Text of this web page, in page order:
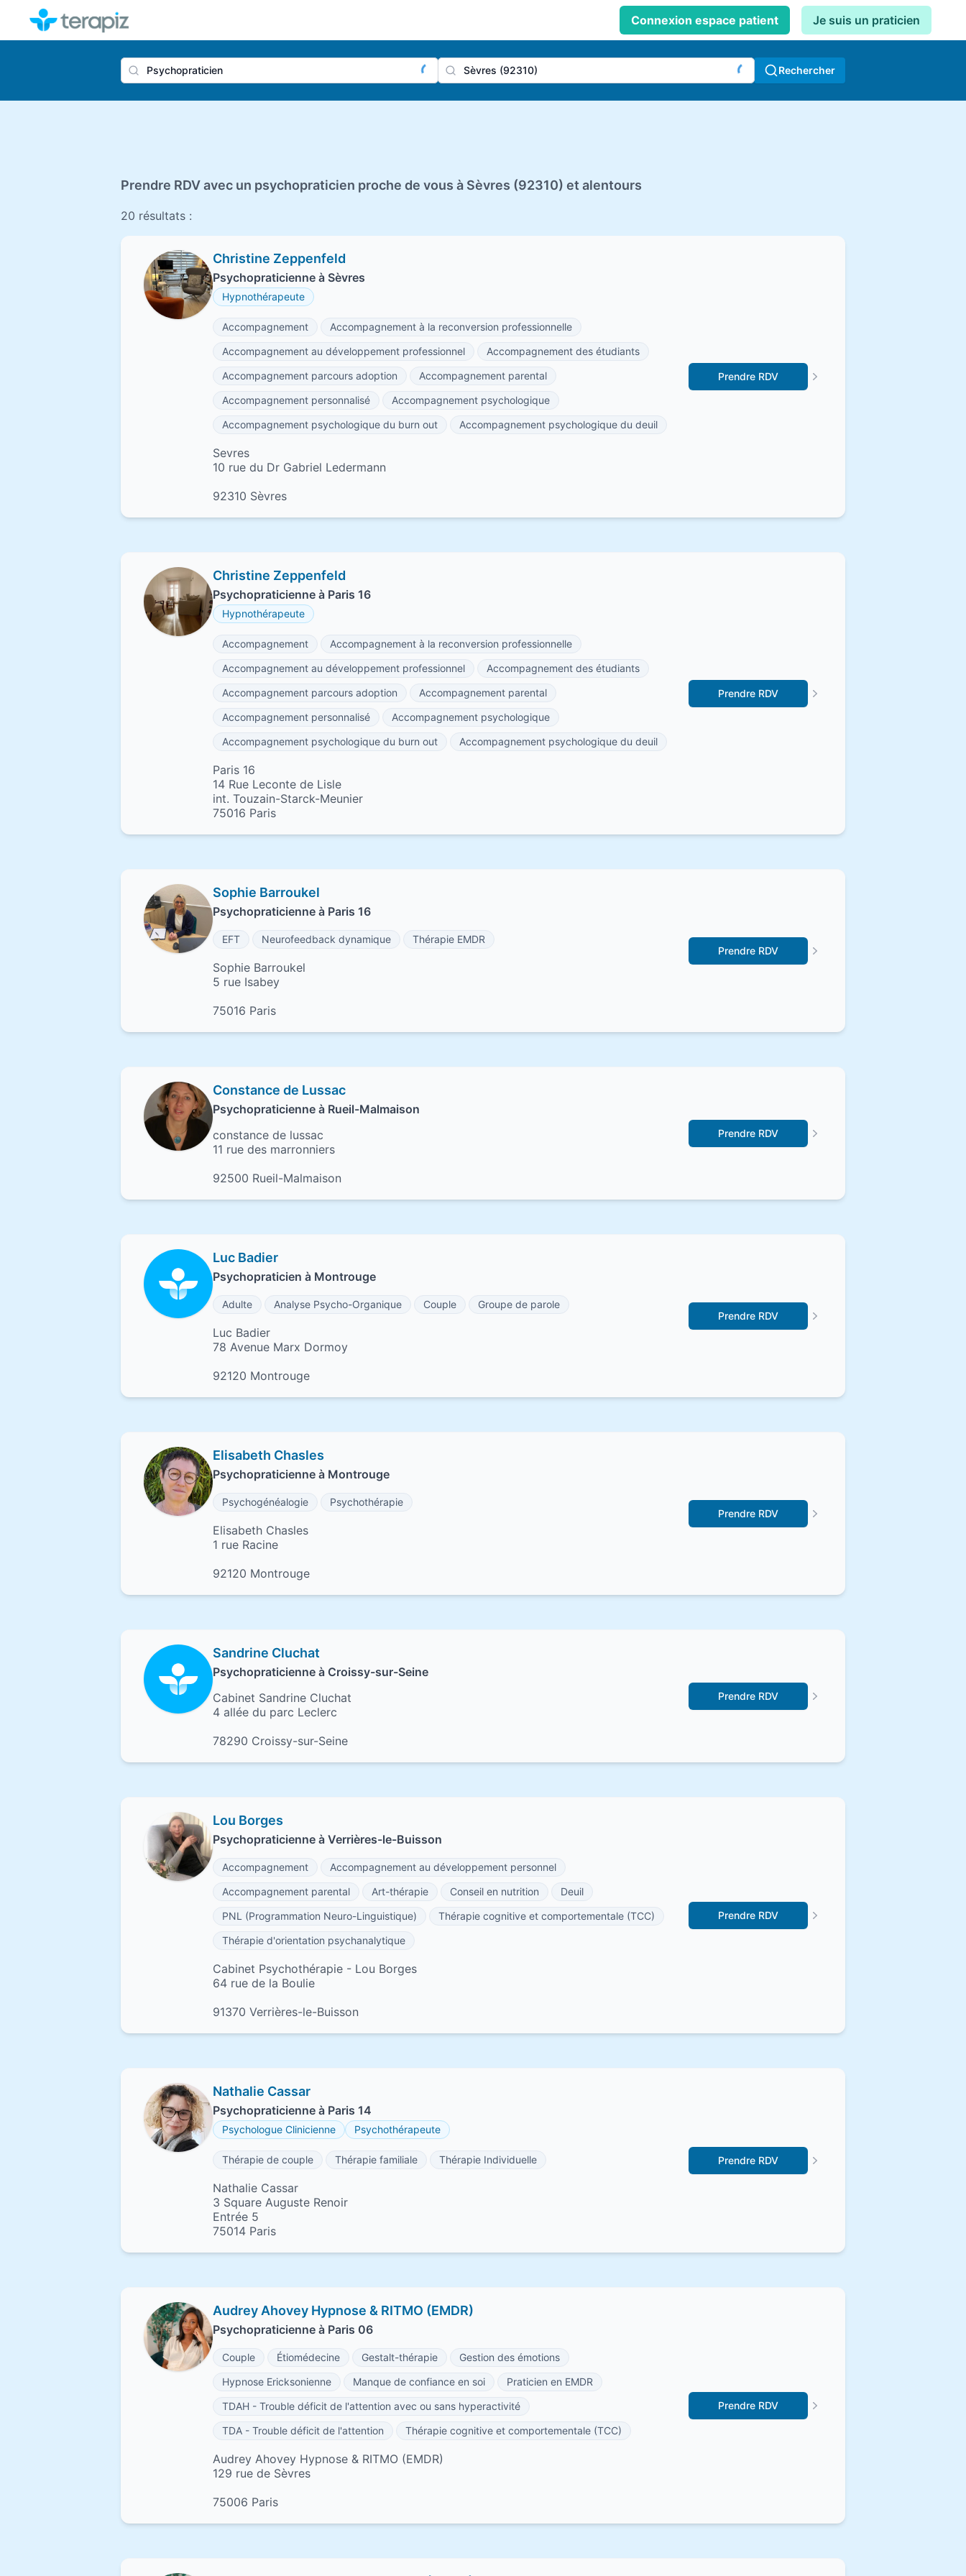
Connexion espace patient Je suis un praticien
Nom du praticien, profession Rechercher
Prendre RDV avec un psychopraticien proche de vous à Sèvres (92310) et alentours
20 résultats :
Christine Zeppenfeld
Psychopraticienne à Sèvres
Hypnothérapeute
Accompagnement
Accompagnement à la reconversion professionnelle
Accompagnement au développement professionnel
Accompagnement des étudiants
Accompagnement parcours adoption
Accompagnement parental
Accompagnement personnalisé
Accompagnement psychologique
Accompagnement psychologique du burn out
Accompagnement psychologique du deuil
Sevres
10 rue du Dr Gabriel Ledermann
92310 Sèvres
Prendre RDV
Christine Zeppenfeld
Psychopraticienne à Paris 16
Hypnothérapeute
Accompagnement
Accompagnement à la reconversion professionnelle
Accompagnement au développement professionnel
Accompagnement des étudiants
Accompagnement parcours adoption
Accompagnement parental
Accompagnement personnalisé
Accompagnement psychologique
Accompagnement psychologique du burn out
Accompagnement psychologique du deuil
Paris 16
14 Rue Leconte de Lisle
int. Touzain-Starck-Meunier
75016 Paris
Prendre RDV
Sophie Barroukel
Psychopraticienne à Paris 16
EFT Neurofeedback dynamique Thérapie EMDR
Sophie Barroukel
5 rue Isabey
75016 Paris
Prendre RDV
Constance de Lussac
Psychopraticienne à Rueil-Malmaison
constance de lussac
11 rue des marronniers
92500 Rueil-Malmaison
Prendre RDV
Luc Badier
Psychopraticien à Montrouge
Adulte Analyse Psycho-Organique Couple Groupe de parole
Luc Badier
78 Avenue Marx Dormoy
92120 Montrouge
Prendre RDV
Elisabeth Chasles
Psychopraticienne à Montrouge
Psychogénéalogie Psychothérapie
Elisabeth Chasles
1 rue Racine
92120 Montrouge
Prendre RDV
Sandrine Cluchat
Psychopraticienne à Croissy-sur-Seine
Cabinet Sandrine Cluchat
4 allée du parc Leclerc
78290 Croissy-sur-Seine
Prendre RDV
Lou Borges
Psychopraticienne à Verrières-le-Buisson
Accompagnement
Accompagnement au développement personnel
Accompagnement parental
Art-thérapie Conseil en nutrition
Deuil
PNL (Programmation Neuro-Linguistique)
Thérapie cognitive et comportementale (TCC)
Thérapie d'orientation psychanalytique
Cabinet Psychothérapie - Lou Borges
64 rue de la Boulie
91370 Verrières-le-Buisson
Prendre RDV
Nathalie Cassar
Psychopraticienne à Paris 14
Psychologue Clinicienne Psychothérapeute
Thérapie de couple Thérapie familiale Thérapie Individuelle
Nathalie Cassar
3 Square Auguste Renoir
Entrée 5
75014 Paris
Prendre RDV
Audrey Ahovey Hypnose & RITMO (EMDR)
Psychopraticienne à Paris 06
Couple Étiomédecine Gestalt-thérapie
Gestion des émotions
Hypnose Ericksonienne
Manque de confiance en soi
Praticien en EMDR
TDAH - Trouble déficit de l'attention avec ou sans hyperactivité
TDA - Trouble déficit de l'attention
Thérapie cognitive et comportementale (TCC)
Audrey Ahovey Hypnose & RITMO (EMDR)
129 rue de Sèvres
75006 Paris
Prendre RDV